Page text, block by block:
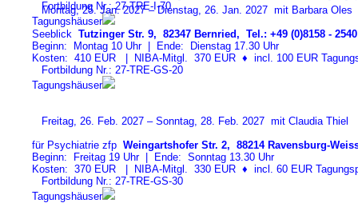
Fortbildung Nr.: 27-TRE-I-70
Tagungshäuser
Montag, 25. Jan. 2027 – Dienstag, 26. Jan. 2027 mit Barbara Oles
Seeblick Tutzinger Str. 9, 82347 Bernried, Tel.: +49 (0)8158 - 2540
Beginn: Montag 10 Uhr | Ende: Dienstag 17.30 Uhr
Kosten: 410 EUR | NIBA-Mitgl. 370 EUR ♦ incl. 100 EUR
Fortbildung Nr.: 27-TRE-GS-20
Tagungshäuser
Freitag, 26. Feb. 2027 – Sonntag, 28. Feb. 2027 mit Claudia Thiel
für Psychiatrie zfp Weingartshofer Str. 2, 88214 Ravensburg-
Beginn: Freitag 19 Uhr | Ende: Sonntag 13.30 Uhr
Kosten: 370 EUR | NIBA-Mitgl. 330 EUR ♦ incl. 60 EUR
Fortbildung Nr.: 27-TRE-GS-30
Tagungshäuser